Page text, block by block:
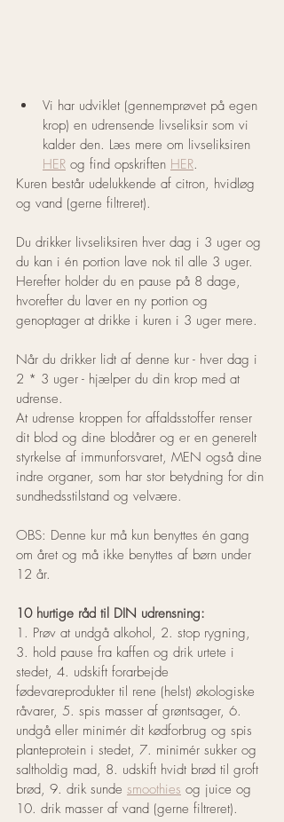
Vi har udviklet (gennemprøvet på egen
krop) en udrensende livseliksir som vi
kalder den. Læs mere om livseliksiren
HER og find opskriften HER.
Kuren består udelukkende af citron, hvidløg
og vand (gerne filtreret).
Du drikker livseliksiren hver dag i 3 uger og
du kan i én portion lave nok til alle 3 uger.
Herefter holder du en pause på 8 dage,
hvorefter du laver en ny portion og
genoptager at drikke i kuren i 3 uger mere.
Når du drikker lidt af denne kur - hver dag i
2 * 3 uger - hjælper du din krop med at
udrense.
At udrense kroppen for affaldsstoffer renser
dit blod og dine blodårer og er en generelt
styrkelse af immunforsvaret, MEN også dine
indre organer, som har stor betydning for din
sundhedsstilstand og velvære.
OBS: Denne kur må kun benyttes én gang
om året og må ikke benyttes af børn under
12 år.
10 hurtige råd til DIN udrensning:
1. Prøv at undgå alkohol, 2. stop rygning,
3. hold pause fra kaffen og drik urtete i
stedet, 4. udskift forarbejde
fødevareprodukter til rene (helst) økologiske
råvarer, 5. spis masser af grøntsager, 6.
undgå eller minimér dit kødforbrug og spis
planteprotein i stedet, 7. minimér sukker og
saltholdig mad, 8. udskift hvidt brød til groft
brød, 9. drik sunde smoothies og juice og
10. drik masser af vand (gerne filtreret).